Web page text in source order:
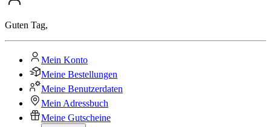
Guten Tag,
Mein Konto
Meine Bestellungen
Meine Benutzerdaten
Mein Adressbuch
Meine Gutscheine